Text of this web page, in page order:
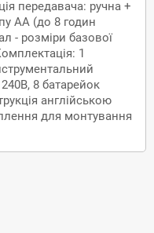
передавача: ручна +
АА (до 8 годин
- розміри базової
1
8 батарейок
англійською
для монтування